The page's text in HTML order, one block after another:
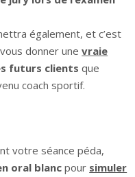
également, et c’est
donner unevraie
futurs clientsque
coach sportif.
votre séance péda,
oral blanc pour simuler